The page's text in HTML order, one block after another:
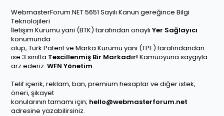
WebmasterForum.NET 5651 Sayılı Kanun gereğince Bilgi
Teknolojileri
İletişim Kurumu yani (BTK) tarafından onaylı Yer Sağlayıcı
konumunda
olup, Türk Patent ve Marka Kurumu yani (TPE) tarafındandan
ise 3 sınıfta Tescillenmiş Bir Markadır! Kamuoyuna saygıyla
arz ederiz. WFN Yönetim
Telif içerik, reklam, ban, premium hesaplar ve diğer istek,
öneri, şikayet
konularının tamamı için; hello@webmasterforum.net
adresine yazabilirsiniz.